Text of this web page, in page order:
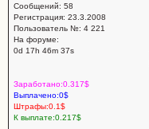
Сообщений: 58
Регистрация: 23.3.2008
Пользователь №: 4 221
На форуме:
0d 17h 46m 37s
Заработано:0.317$
Выплачено:0$
Штрафы:0.1$
К выплате:0.217$